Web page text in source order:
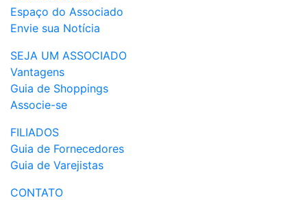
Espaço do Associado
Envie sua Notícia
SEJA UM ASSOCIADO
Vantagens
Guia de Shoppings
Associe-se
FILIADOS
Guia de Fornecedores
Guia de Varejistas
CONTATO